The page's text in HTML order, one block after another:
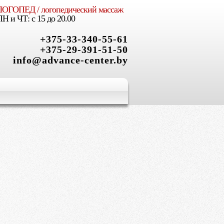
/ логопедический массаж
и ЧТ: с 15 до 20.00
+375-33-340-55-61
+375-29-391-51-50
info@advance-center.by
творческим,
ребенка